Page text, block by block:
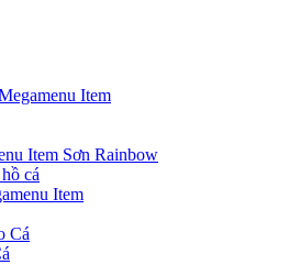
Item
Item Sơn Rainbow
cá
Item
Cá